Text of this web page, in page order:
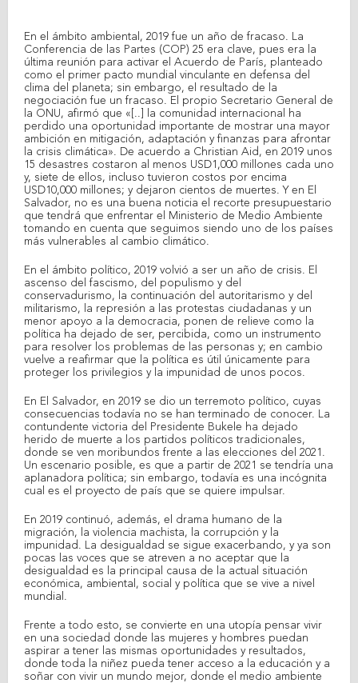
En el ámbito ambiental, 2019 fue un año de fracaso. La
Conferencia de las Partes (COP) 25 era clave, pues era la
última reunión para activar el Acuerdo de París, planteado
como el primer pacto mundial vinculante en defensa del
clima del planeta; sin embargo, el resultado de la
negociación fue un fracaso. El propio Secretario General de
la ONU, afirmó que «[..] la comunidad internacional ha
perdido una oportunidad importante de mostrar una mayor
ambición en mitigación, adaptación y finanzas para afrontar
la crisis climática». De acuerdo a Christian Aid, en 2019 unos
15 desastres costaron al menos USD1,000 millones cada uno
y, siete de ellos, incluso tuvieron costos por encima
USD10,000 millones; y dejaron cientos de muertes. Y en El
Salvador, no es una buena noticia el recorte presupuestario
que tendrá que enfrentar el Ministerio de Medio Ambiente
tomando en cuenta que seguimos siendo uno de los países
más vulnerables al cambio climático.
En el ámbito político, 2019 volvió a ser un año de crisis. El
ascenso del fascismo, del populismo y del
conservadurismo, la continuación del autoritarismo y del
militarismo, la represión a las protestas ciudadanas y un
menor apoyo a la democracia, ponen de relieve como la
política ha dejado de ser, percibida, como un instrumento
para resolver los problemas de las personas y; en cambio
vuelve a reafirmar que la política es útil únicamente para
proteger los privilegios y la impunidad de unos pocos.
En El Salvador, en 2019 se dio un terremoto político, cuyas
consecuencias todavía no se han terminado de conocer. La
contundente victoria del Presidente Bukele ha dejado
herido de muerte a los partidos políticos tradicionales,
donde se ven moribundos frente a las elecciones del 2021.
Un escenario posible, es que a partir de 2021 se tendría una
aplanadora política; sin embargo, todavía es una incógnita
cual es el proyecto de país que se quiere impulsar.
En 2019 continuó, además, el drama humano de la
migración, la violencia machista, la corrupción y la
impunidad. La desigualdad se sigue exacerbando, y ya son
pocas las voces que se atreven a no aceptar que la
desigualdad es la principal causa de la actual situación
económica, ambiental, social y política que se vive a nivel
mundial.
Frente a todo esto, se convierte en una utopía pensar vivir
en una sociedad donde las mujeres y hombres puedan
aspirar a tener las mismas oportunidades y resultados,
donde toda la niñez pueda tener acceso a la educación y a
soñar con vivir un mundo mejor, donde el medio ambiente